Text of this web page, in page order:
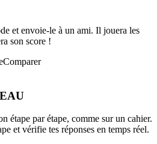
et envoie-le à un ami. Il jouera les
son score !
Comparer
étape par étape, comme sur un cahier.
et vérifie tes réponses en temps réel.